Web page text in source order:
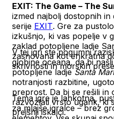
EXIT: The Game – The
izmed najbolj dostopnih
serije EXIT. Gre za
izkušnjo, ki vas popelje v
zaklad potopljene ladje
zasnovana kot enkratna
skrivnosti in morskih
V tej igri ste pogumni
globine oceana, da bi
potopljene ladjeSanta
notranjosti razbitine,
preprost. Da bi se rešili in
razvozlati vrsto ugank, ki
prejšnji iskalci.
Tema igre je lahkotna,
za mlajše igralce – brez